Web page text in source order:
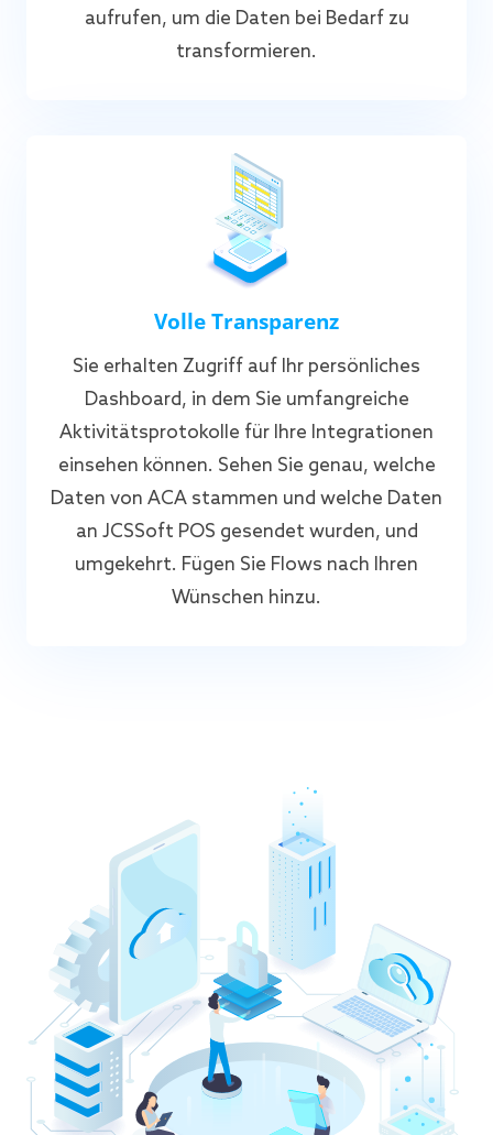
aufrufen, um die Daten bei Bedarf zu
transformieren.
Volle Transparenz
Sie erhalten Zugriff auf Ihr persönliches
Dashboard, in dem Sie umfangreiche
Aktivitätsprotokolle für Ihre Integrationen
einsehen können. Sehen Sie genau, welche
Daten von ACA stammen und welche Daten
an JCSSoft POS gesendet wurden, und
umgekehrt. Fügen Sie Flows nach Ihren
Wünschen hinzu.